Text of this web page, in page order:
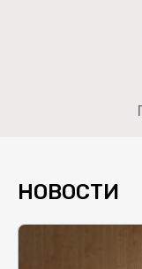
НОВОСТИ